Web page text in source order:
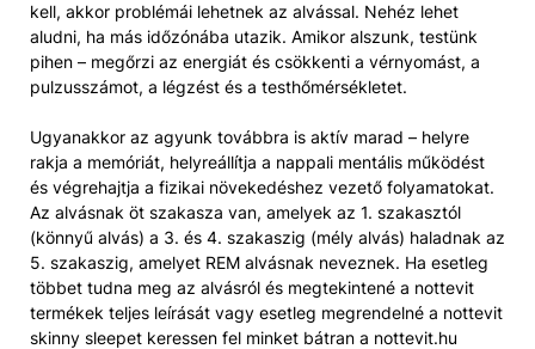
kell, akkor problémái lehetnek az alvással. Nehéz lehet
aludni, ha más időzónába utazik. Amikor alszunk, testünk
pihen – megőrzi az energiát és csökkenti a vérnyomást, a
pulzusszámot, a légzést és a testhőmérsékletet.
Ugyanakkor az agyunk továbbra is aktív marad – helyre
rakja a memóriát, helyreállítja a nappali mentális működést
és végrehajtja a fizikai növekedéshez vezető folyamatokat.
Az alvásnak öt szakasza van, amelyek az 1. szakasztól
(könnyű alvás) a 3. és 4. szakaszig (mély alvás) haladnak az
5. szakaszig, amelyet REM alvásnak neveznek. Ha esetleg
többet tudna meg az alvásról és megtekintené a nottevit
termékek teljes leírását vagy esetleg megrendelné a nottevit
skinny sleepet keressen fel minket bátran a nottevit.hu